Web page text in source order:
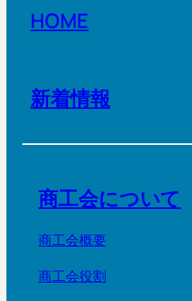
HOME
新着情報
商工会について
商工会概要
商工会役割